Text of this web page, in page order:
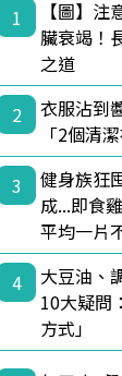
1
【圖】
臟衰竭！
之道
2
衣服沾到
「2個清
3
健身族狂
成...即食
平均一片
4
大豆油、
10大疑問
方式」